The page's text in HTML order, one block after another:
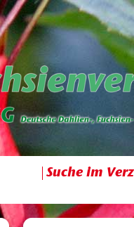
Suche im